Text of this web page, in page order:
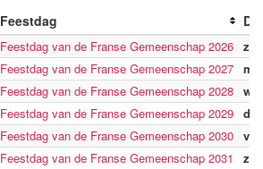
Feestdag
Feestdag van de Franse Gemeenschap 2026
Feestdag van de Franse Gemeenschap 2027
Feestdag van de Franse Gemeenschap 2028
Feestdag van de Franse Gemeenschap 2029
Feestdag van de Franse Gemeenschap 2030
Feestdag van de Franse Gemeenschap 2031